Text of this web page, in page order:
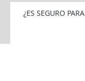
¿ES SEGURO